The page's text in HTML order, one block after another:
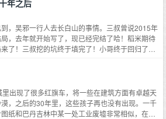
年之后
，吴邪一行人去长白山的事情。三叔曾说2015年
，去年就开始写了，现已经完结了哈！稻米期待
了！三叔挖的坑终于填完了！小哥终于回归了！
出现了很多红旗车，将一些在建筑方面有卓越天
，之后的30年里，这些孩子再也没有出现。一千
纸和巴丹吉林中某一处工业废墟非常相似，在调